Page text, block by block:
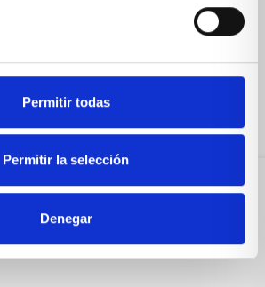
Permitir todas
Permitir la selección
Denegar